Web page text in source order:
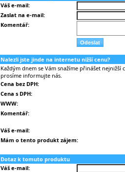
Váš e-mail:
Zaslat na e-mail:
Komentář:
Nalezli jste jinde na internetu nižší cenu?
Každým dnem se Vám snažíme přinášet
prosíme informujte nás.
Cena bez DPH:
Cena s DPH:
WWW:
Komentář:
Váš e-mail:
Mám o tento produkt zájem:
Dotaz k tomuto produktu
Váš e-mail: